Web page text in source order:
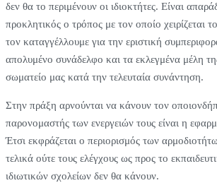
δεν θα το περιμένουν οι ιδιοκτήτες. Είναι
προκλητικός ο τρόπος με τον οποίο χειρίζεται
τον καταγγέλλουμε για την εριστική
απολυμένο συνάδελφο και τα εκλεγμένα μέλη
σωματείο μας κατά την τελευταία συνάντηση.
Στην πράξη αρνούνται να κάνουν τον
παρονομαστής των ενεργειών τους είναι η
Έτσι εκφράζεται ο περιορισμός των
τελικά ούτε τους ελέγχους ως προς το
ιδιωτικών σχολείων δεν θα κάνουν.